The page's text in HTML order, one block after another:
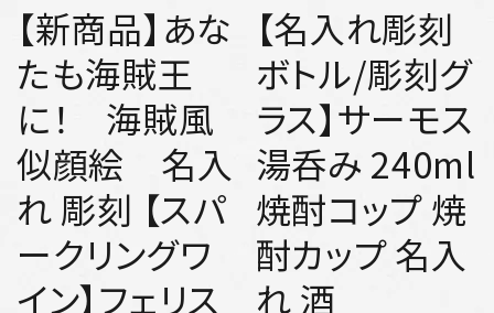
【新商品】あな
たも海賊王
に！ 海賊風
似顔絵 名入
れ 彫刻 【スパ
ークリングワ
イン】フェリス
【名入れ彫刻
ボトル/彫刻グ
ラス】サーモス
湯呑み 240ml
焼酎コップ 焼
酎カップ 名入
れ 酒